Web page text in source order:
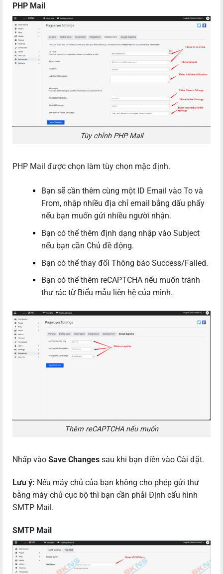
PHP Mail
Tùy chỉnh PHP Mail
PHP Mail được chọn làm tùy chọn mặc định.
Bạn sẽ cần thêm cùng một ID Email vào To và
From, nhập nhiều địa chỉ email bằng dấu phẩy
nếu bạn muốn gửi nhiều người nhận.
Bạn có thể thêm định dạng nhập vào Subject
nếu bạn cần Chủ đề động.
Bạn có thể thay đổi Thông báo Success/Failed.
Bạn có thể thêm reCAPTCHA nếu muốn tránh
thư rác từ Biểu mẫu liên hệ của mình.
Thêm reCAPTCHA nếu muốn
Nhấp vào Save Changes sau khi bạn điền vào Cài đặt.
Lưu ý: Nếu máy chủ của bạn không cho phép gửi thư
bằng máy chủ cục bộ thì bạn cần phải Định cấu hình
SMTP Mail.
SMTP Mail